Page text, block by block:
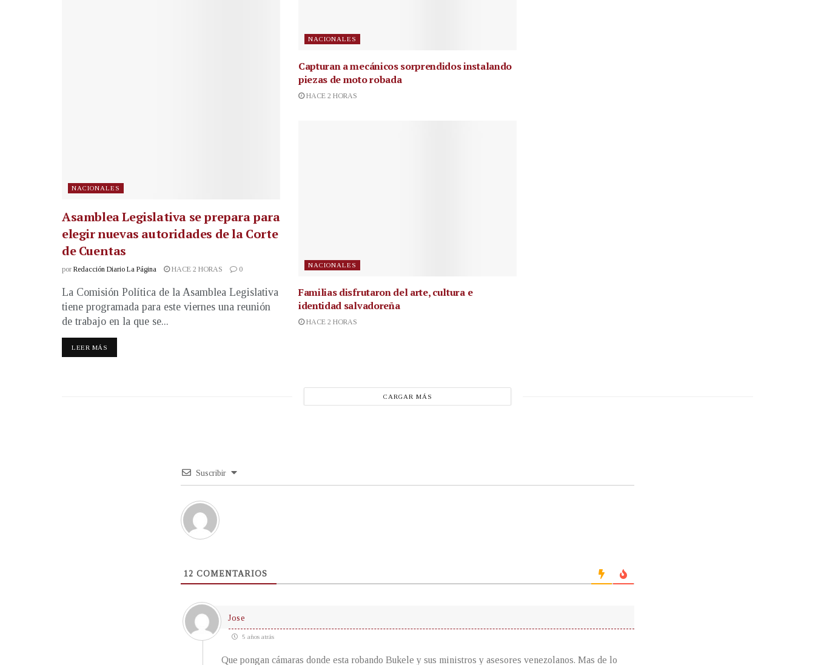
NACIONALES
Asamblea Legislativa se prepara para
elegir nuevas autoridades de la Corte
de Cuentas
por Redacción Diario La Página HACE 2 HORAS 0
La Comisión Política de la Asamblea Legislativa
tiene programada para este viernes una reunión
de trabajo en la que se...
LEER MÁS
NACIONALES
Capturan a mecánicos sorprendidos instalando
piezas de moto robada
HACE 2 HORAS
NACIONALES
Familias disfrutaron del arte, cultura e
identidad salvadoreña
HACE 2 HORAS
CARGAR MÁS
Suscribir
12 COMENTARIOS
Jose
5 años atrás
Que pongan cámaras donde esta robando Bukele y sus ministros y asesores venezolanos. Mas de lo